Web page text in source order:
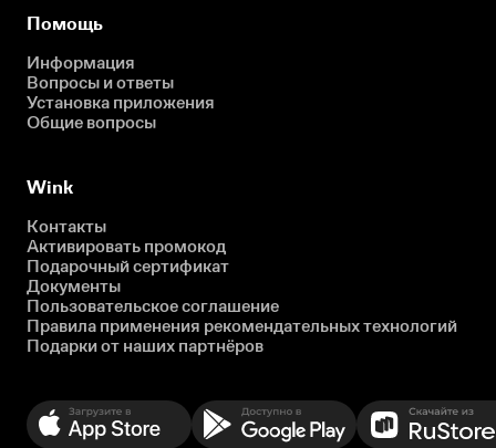
Помощь
Информация
Вопросы и ответы
Установка приложения
Общие вопросы
Wink
Контакты
Активировать промокод
Подарочный сертификат
Документы
Пользовательское соглашение
Правила применения рекомендательных технологий
Подарки от наших партнёров